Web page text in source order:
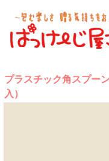
プラスチック角スプ
入）